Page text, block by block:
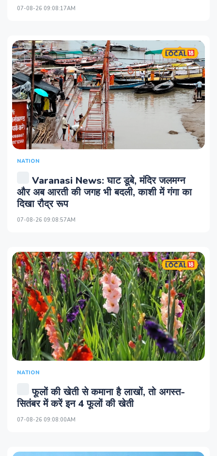
07-08-26 09:08:17AM
NATION
Varanasi News: घाट डूबे, मंदिर जलमग्न
और अब आरती की जगह भी बदली, काशी में गंगा का
दिखा रौद्र रूप
07-08-26 09:08:57AM
NATION
फूलों की खेती से कमाना है लाखों, तो अगस्त-
सितंबर में करें इन 4 फूलों की खेती
07-08-26 09:08:00AM